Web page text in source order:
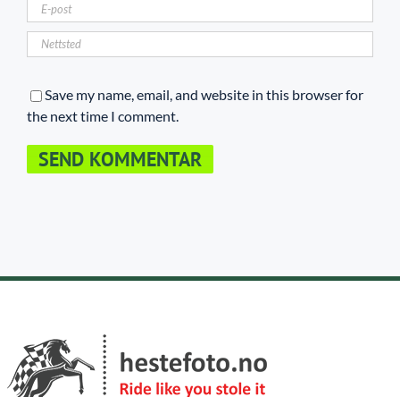
Save my name, email, and website in this browser for
the next time I comment.